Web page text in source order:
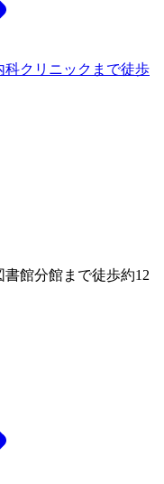
科クリニックまで徒歩
書館分館まで徒歩約12